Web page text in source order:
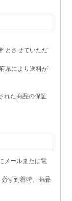
とさせていただ
県により送料が
れた商品の保証
メールまたは電
ず到着時、商品